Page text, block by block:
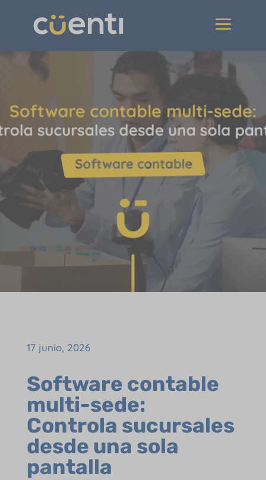
17 junio, 2026
Software contable
multi-sede:
Controla sucursales
desde una sola
pantalla